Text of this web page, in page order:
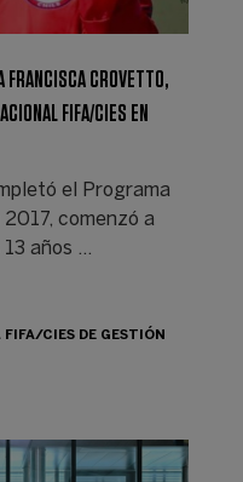
CROVETTO,
FIFA/CIES EN
el Programa
comenzó a
años ...
CIES DE GESTIÓN